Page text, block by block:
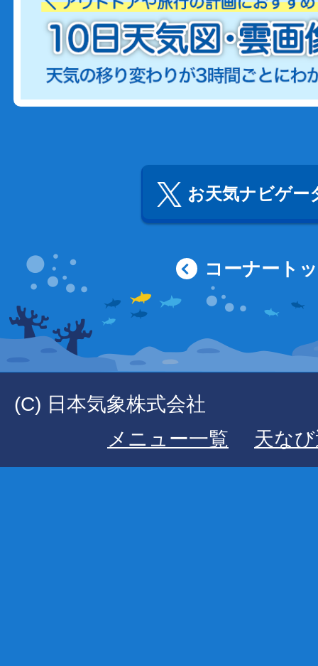
お天気ナビゲー
コーナート
(C) 日本気象株式会社
メニュー一覧
天な